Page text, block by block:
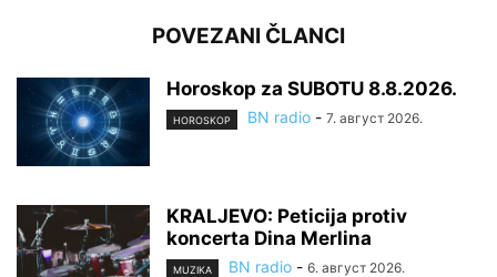
POVEZANI ČLANCI
Horoskop za SUBOTU 8.8.2026.
HOROSKOP BN radio - 7. август 2026.
KRALJEVO: Peticija protiv
koncerta Dina Merlina
MUZIKA BN radio - 6. август 2026.